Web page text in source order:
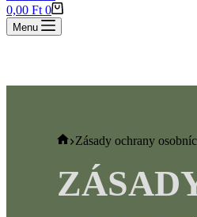
Shopping
cart
0,00 Ft 0
Menu
Home
Zásady ochrany